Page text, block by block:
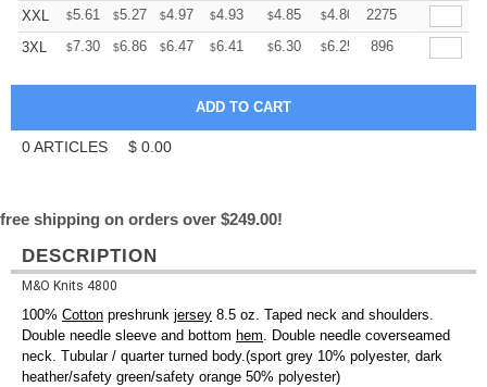
XXL
$5.61 $5.27 $4.97 $4.93 $4.85 $4.80 +
2275
3XL
$7.30 $6.86 $6.47 $6.41 $6.30 $6.25 +
896
0ARTICLES $ 0.00
free shipping on orders over $249.00!
DESCRIPTION
M&O Knits 4800
100% Cotton preshrunk jersey 8.5 oz. Taped neck and shoulders.
Double needle sleeve and bottom hem. Double needle coverseamed
neck. Tubular / quarter turned body.(sport grey 10% polyester, dark
heather/safety green/safety orange 50% polyester)